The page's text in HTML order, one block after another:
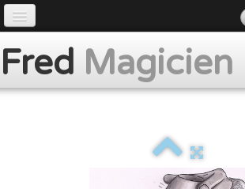
Préface
Fred Magicien